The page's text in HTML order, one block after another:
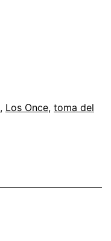
, Los Once, toma del